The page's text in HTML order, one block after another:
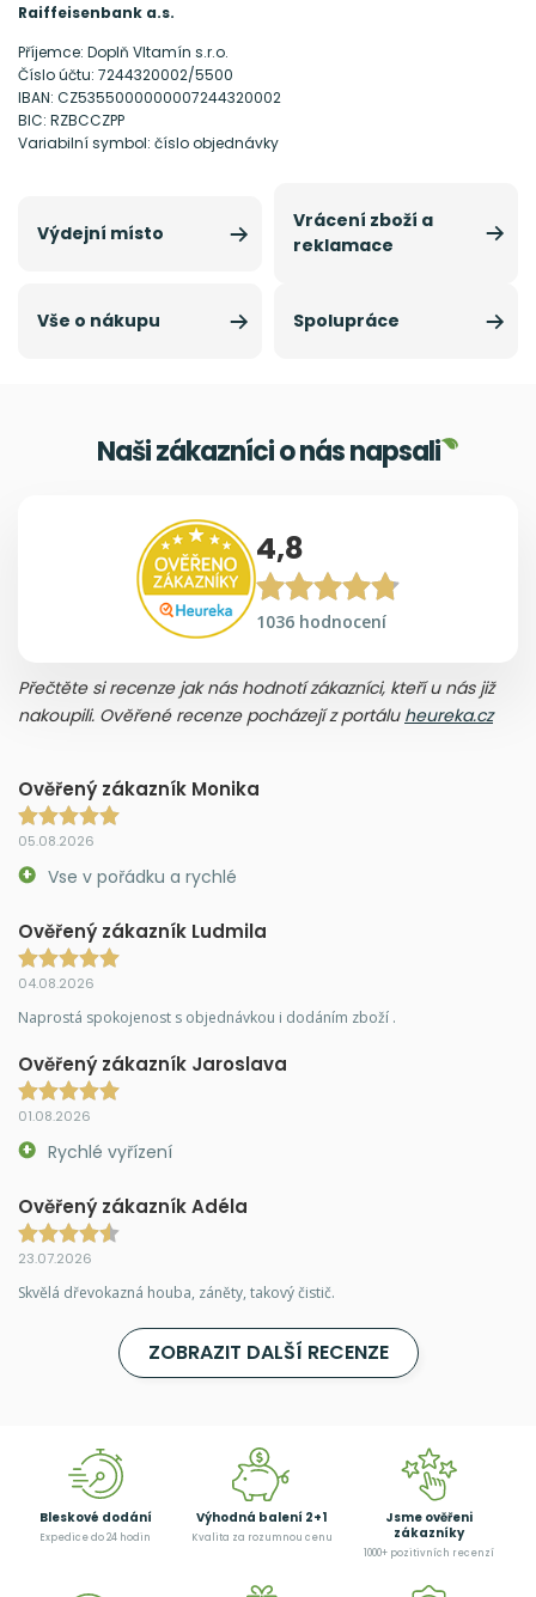
Raiffeisenbank a.s.
Příjemce: Doplň VItamín s.r.o.
Číslo účtu: 7244320002/5500
IBAN: CZ5355000000007244320002
BIC: RZBCCZPP
Variabilní symbol: číslo objednávky
Výdejní místo
Vrácení zboží a
reklamace
Vše o nákupu Spolupráce
Naši zákazníci o nás napsali
4,8
1036 hodnocení
Přečtěte si recenze jak nás hodnotí zákazníci, kteří u nás již
nakoupili. Ověřené recenze pocházejí z portálu heureka.cz
Ověřený zákazník Monika
05.08.2026
Vse v pořádku a rychlé
Ověřený zákazník Ludmila
04.08.2026
Naprostá spokojenost s objednávkou i dodáním zboží .
Ověřený zákazník Jaroslava
01.08.2026
Rychlé vyřízení
Ověřený zákazník Adéla
23.07.2026
Skvělá dřevokazná houba, záněty, takový čistič.
ZOBRAZIT DALŠÍ RECENZE
Bleskové dodání
Expedice do 24 hodin
Výhodná balení 2+1
Kvalita za rozumnou cenu
Jsme ověřeni
zákazníky
1000+ pozitivních recenzí